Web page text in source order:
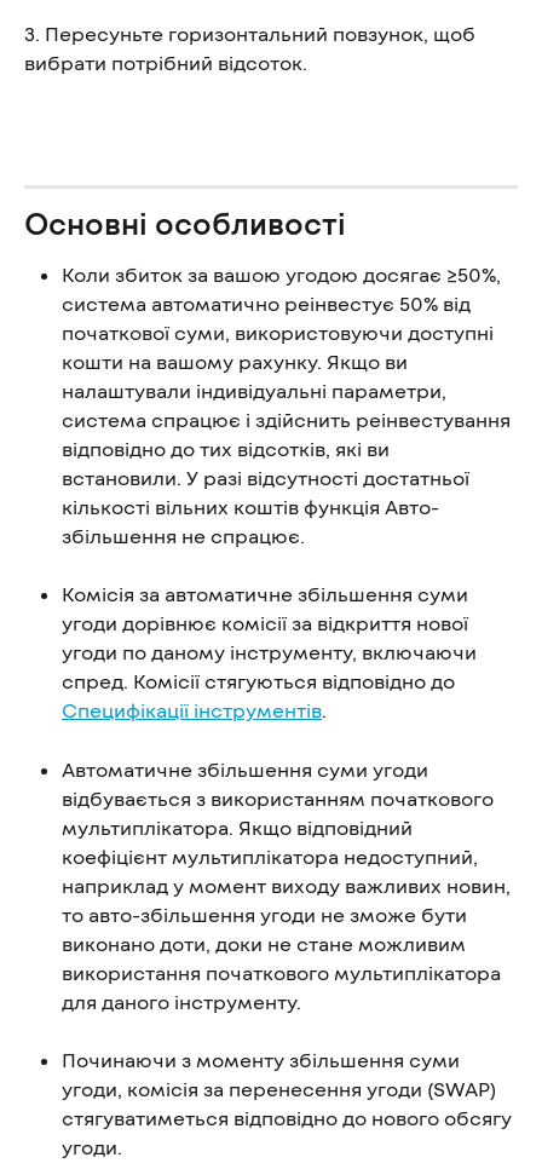
3. Пересуньте горизонтальний повзунок, щоб
вибрати потрібний відсоток.
Основні особливості
Коли збиток за вашою угодою досягає ≥50%,
система автоматично реінвестує 50% від
початкової суми, використовуючи доступні
кошти на вашому рахунку. Якщо ви
налаштували індивідуальні параметри,
система спрацює і здійснить реінвестування
відповідно до тих відсотків, які ви
встановили. У разі відсутності достатньої
кількості вільних коштів функція Авто-
збільшення не спрацює.
Комісія за автоматичне збільшення суми
угоди дорівнює комісії за відкриття нової
угоди по даному інструменту, включаючи
спред. Комісії стягуються відповідно до
Специфікації інструментів.
Автоматичне збільшення суми угоди
відбувається з використанням початкового
мультиплікатора. Якщо відповідний
коефіцієнт мультиплікатора недоступний,
наприклад у момент виходу важливих новин,
то авто-збільшення угоди не зможе бути
виконано доти, доки не стане можливим
використання початкового мультиплікатора
для даного інструменту.
Починаючи з моменту збільшення суми
угоди, комісія за перенесення угоди (SWAP)
стягуватиметься відповідно до нового обсягу
угоди.